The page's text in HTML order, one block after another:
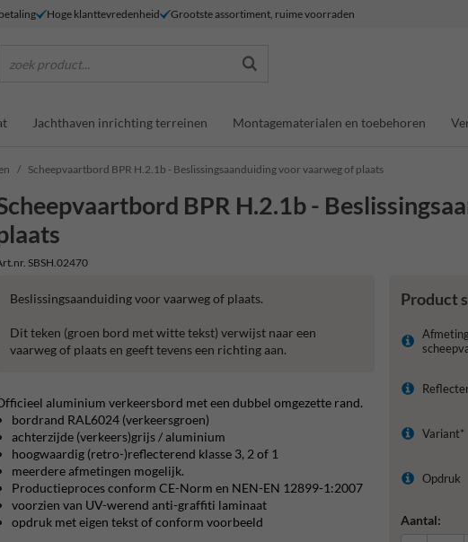
Hoge klanttevredenheid Grootste assortiment, ruime voorraden
zoek product...
Jachthaven inrichting terreinen Montagematerialen en toebehoren
Scheepvaartbord BPR H.2.1b - Beslissingsaanduiding voor vaarweg of plaats
BPR H.2.1b -
SBSH.02470
Product
Variant*
Opdruk
Aantal:
Beslissingsaanduiding voor vaarweg of plaats.
Dit teken (groen bord met witte tekst) verwijst naar een
vaarweg of plaats en geeft tevens een richting aan.
aluminium verkeersbord met een dubbel omgezette rand.
bordrand RAL6024 (verkeersgroen)
achterzijde (verkeers)grijs / aluminium
hoogwaardig (retro-)reflecterend klasse 3, 2 of 1
meerdere afmetingen mogelijk.
Productieproces conform CE-Norm en NEN-EN 12899-1:2007
voorzien van UV-werend anti-graffiti laminaat
opdruk met eigen tekst of conform voorbeeld